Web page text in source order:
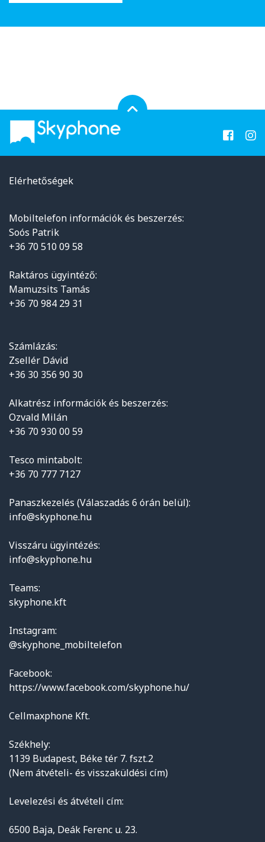
Elérhetőségek
Mobiltelefon információk és beszerzés:
Soós Patrik
+36 70 510 09 58
Raktáros ügyintéző:
Mamuzsits Tamás
+36 70 984 29 31
Számlázás:
Zsellér Dávid
+36 30 356 90 30
Alkatrész információk és beszerzés:
Ozvald Milán
+36 70 930 00 59
Tesco mintabolt:
+36 70 777 7127
Panaszkezelés (Válaszadás 6 órán belül):
info@skyphone.hu
Visszáru ügyintézés:
info@skyphone.hu
Teams:
skyphone.kft
Instagram:
@skyphone_mobiltelefon
Facebook:
https://www.facebook.com/skyphone.hu/
Cellmaxphone Kft.
Székhely:
1139 Budapest, Béke tér 7. fszt.2
(Nem átvételi- és visszaküldési cím)
Levelezési és átvételi cím:
6500 Baja, Deák Ferenc u. 23.